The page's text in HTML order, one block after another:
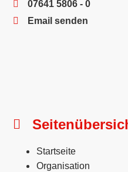
07641 5806 - 0
Email senden
Startseite
Organisation